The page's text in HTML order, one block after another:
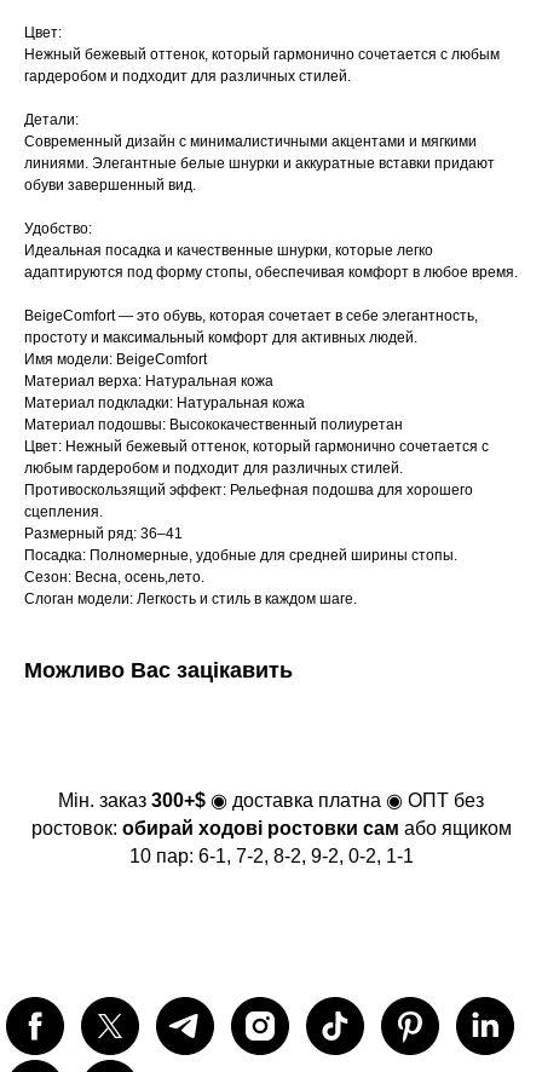
Цвет:
Нежный бежевый оттенок, который гармонично сочетается с любым
гардеробом и подходит для различных стилей.
Детали:
Современный дизайн с минималистичными акцентами и мягкими
линиями. Элегантные белые шнурки и аккуратные вставки придают
обуви завершенный вид.
Удобство:
Идеальная посадка и качественные шнурки, которые легко
адаптируются под форму стопы, обеспечивая комфорт в любое время.
BeigeComfort — это обувь, которая сочетает в себе элегантность,
простоту и максимальный комфорт для активных людей.
Имя модели: BeigeComfort
Материал верха: Натуральная кожа
Материал подкладки: Натуральная кожа
Материал подошвы: Высококачественный полиуретан
Цвет: Нежный бежевый оттенок, который гармонично сочетается с
любым гардеробом и подходит для различных стилей.
Противоскользящий эффект: Рельефная подошва для хорошего
сцепления.
Размерный ряд: 36–41
Посадка: Полномерные, удобные для средней ширины стопы.
Сезон: Весна, осень,лето.
Слоган модели: Легкость и стиль в каждом шаге.
Можливо Вас зацікавить
Мін. заказ 300+$ ◉ доставка платна ◉ ОПТ без
ростовок: обирай ходові ростовки сам або ящиком
10 пар: 6-1, 7-2, 8-2, 9-2, 0-2, 1-1